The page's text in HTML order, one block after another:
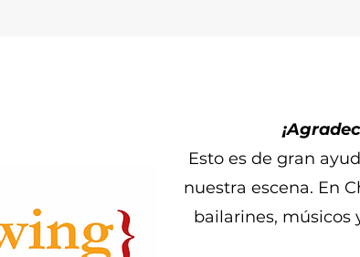
Esto es de gran
nuestra escena. En
bailarines, músicos